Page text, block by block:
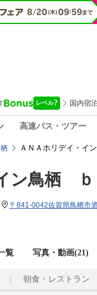
高速バス・ツアー
ＡＮＡホリデイ・イ
ン鳥栖
〒841-0042佐賀県鳥栖市
覧 写真・動画(21)
朝食・レストラン